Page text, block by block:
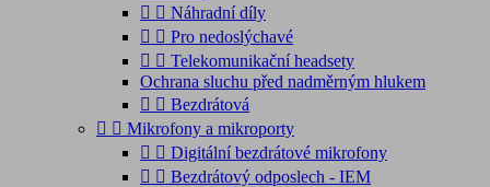
  Náhradní díly
  Pro nedoslýchavé
  Telekomunikační headsety
Ochrana sluchu před nadměrným hlukem
  Bezdrátová
  Mikrofony a mikroporty
  Digitální bezdrátové mikrofony
  Bezdrátový odposlech - IEM